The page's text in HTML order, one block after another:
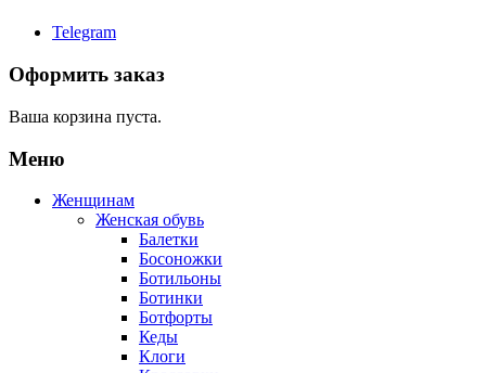
Telegram
Оформить заказ
Ваша корзина пуста.
Меню
Женщинам
Женская обувь
Балетки
Босоножки
Ботильоны
Ботинки
Ботфорты
Кеды
Клоги